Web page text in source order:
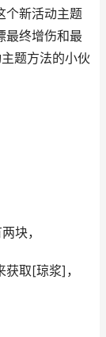
个新活动主题
最终增伤和最
题方法的小伙
块，
取[琼浆]，